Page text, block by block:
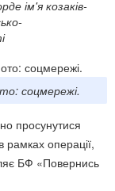
ім'я козаків-
соцмережі.
просунутися
операції,
БФ «Повернись